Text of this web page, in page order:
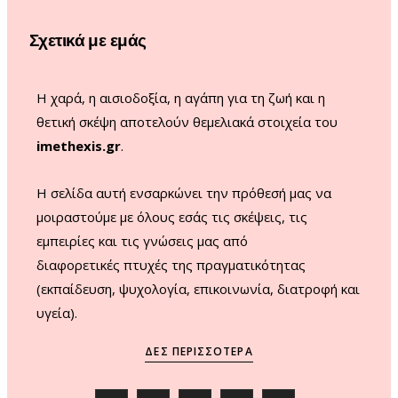
Σχετικά με εμάς
Η χαρά, η αισιοδοξία, η αγάπη για τη ζωή και η
θετική σκέψη αποτελούν θεμελιακά στοιχεία του
imethexis.gr.
H σελίδα αυτή ενσαρκώνει την πρόθεσή μας να
μοιραστούμε με όλους εσάς τις σκέψεις, τις
εμπειρίες και τις γνώσεις μας από
διαφορετικές πτυχές της πραγματικότητας
(εκπαίδευση, ψυχολογία, επικοινωνία, διατροφή και
υγεία).
ΔΕΣ ΠΕΡΙΣΣΌΤΕΡΑ